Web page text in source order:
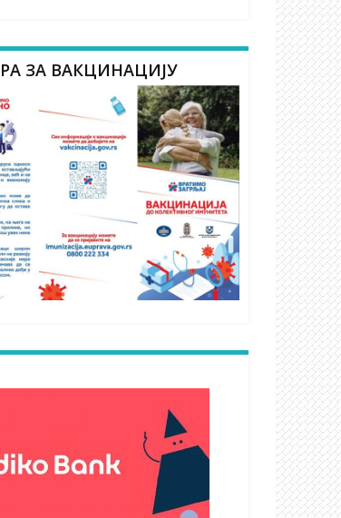
ЗА ВАКЦИНАЦИЈУ